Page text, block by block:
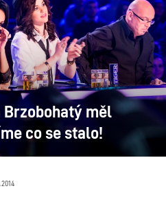
měl
co se stalo!